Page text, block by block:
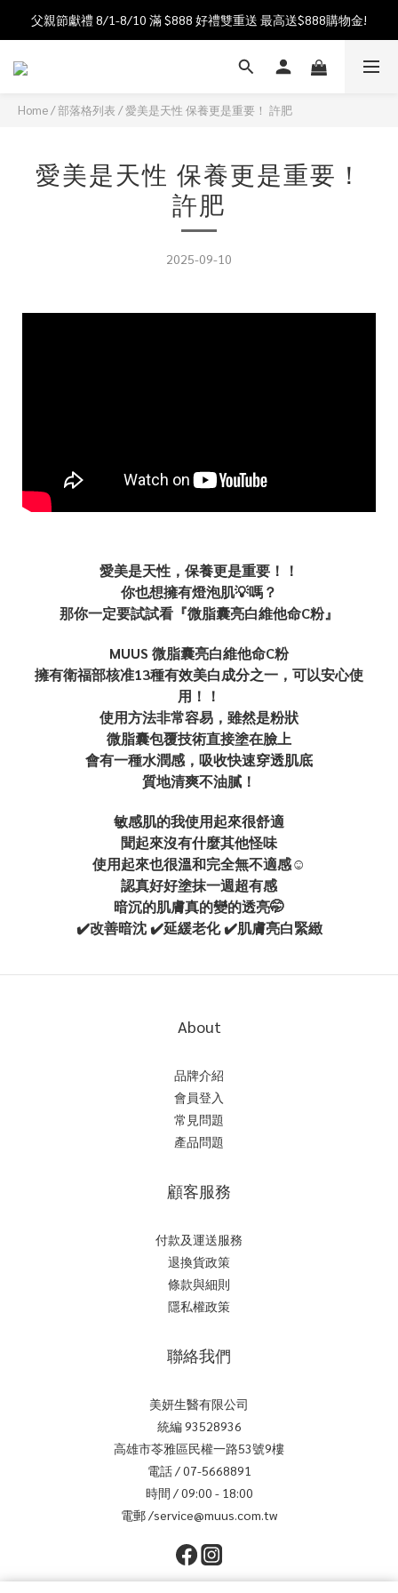
加入會員送$100購物金  加入LINE社群享優惠價
父親節獻禮 8/1-8/10 滿 $888 好禮雙重送 最高送$888購物金!
加入會員送$100購物金  加入LINE社群享優惠價
Home/部落格列表 /愛美是天性 保養更是重要！ 許肥
愛美是天性 保養更是重要！
許肥
2025-09-10
愛美是天性，保養更是重要！！
你也想擁有燈泡肌💡嗎？
那你一定要試試看『微脂囊亮白維他命C粉』
MUUS 微脂囊亮白維他命C粉
擁有衛福部核准13種有效美白成分之一，可以安心使
用！！
使用方法非常容易，雖然是粉狀
微脂囊包覆技術直接塗在臉上
會有一種水潤感，吸收快速穿透肌底
質地清爽不油膩！
敏感肌的我使用起來很舒適
聞起來沒有什麼其他怪味
使用起來也很溫和完全無不適感☺️
認真好好塗抹一週超有感
暗沉的肌膚真的變的透亮🤭
✔️改善暗沈 ✔️延緩老化 ✔️肌膚亮白緊緻
About
品牌介紹
會員登入
常見問題
產品問題
顧客服務
付款及運送服務
退換貨政策
條款與細則
隱私權政策
聯絡我們
美妍生醫有限公司
統編 93528936
高雄市苓雅區民權一路53號9樓
電話 / 07-5668891
時間 / 09:00 - 18:00
電郵 /service@muus.com.tw